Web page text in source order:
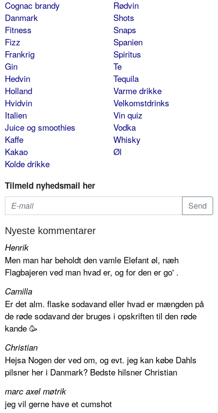
Cognac brandy
Danmark
Fitness
Fizz
Frankrig
Gin
Hedvin
Holland
Hvidvin
Italien
Juice og smoothies
Kaffe
Kakao
Kolde drikke
Rødvin
Shots
Snaps
Spanien
Spiritus
Te
Tequila
Varme drikke
Velkomstdrinks
Vin quiz
Vodka
Whisky
Øl
Tilmeld nyhedsmail her
Nyeste kommentarer
Henrik
Men man har beholdt den vamle Elefant øl, næh
Flagbajeren ved man hvad er, og for den er go' .
Camilla
Er det alm. flaske sodavand eller hvad er mængden på
de røde sodavand der bruges i opskriften til den røde
kande 🥳
Christian
Hejsa Nogen der ved om, og evt. jeg kan købe Dahls
pilsner her i Danmark? Bedste hilsner Christian
marc axel møtrik
jeg vil gerne have et cumshot